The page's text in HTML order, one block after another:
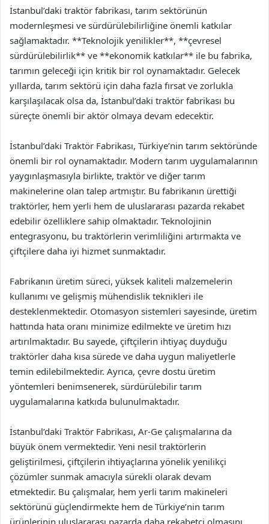
İstanbul’daki traktör fabrikası, tarım sektörünün
modernleşmesi ve sürdürülebilirliğine önemli katkılar
sağlamaktadır. **Teknolojik yenilikler**, **çevresel
sürdürülebilirlik** ve **ekonomik katkılar** ile bu fabrika,
tarımın geleceği için kritik bir rol oynamaktadır. Gelecek
yıllarda, tarım sektörü için daha fazla fırsat ve zorlukla
karşılaşılacak olsa da, İstanbul’daki traktör fabrikası bu
süreçte önemli bir aktör olmaya devam edecektir.
İstanbul’daki Traktör Fabrikası, Türkiye’nin tarım sektöründe
önemli bir rol oynamaktadır. Modern tarım uygulamalarının
yaygınlaşmasıyla birlikte, traktör ve diğer tarım
makinelerine olan talep artmıştır. Bu fabrikanın ürettiği
traktörler, hem yerli hem de uluslararası pazarda rekabet
edebilir özelliklere sahip olmaktadır. Teknolojinin
entegrasyonu, bu traktörlerin verimliliğini artırmakta ve
çiftçilere daha iyi hizmet sunmaktadır.
Fabrikanın üretim süreci, yüksek kaliteli malzemelerin
kullanımı ve gelişmiş mühendislik teknikleri ile
desteklenmektedir. Otomasyon sistemleri sayesinde, üretim
hattında hata oranı minimize edilmekte ve üretim hızı
artırılmaktadır. Bu sayede, çiftçilerin ihtiyaç duyduğu
traktörler daha kısa sürede ve daha uygun maliyetlerle
temin edilebilmektedir. Ayrıca, çevre dostu üretim
yöntemleri benimsenerek, sürdürülebilir tarım
uygulamalarına katkıda bulunulmaktadır.
İstanbul’daki Traktör Fabrikası, Ar-Ge çalışmalarına da
büyük önem vermektedir. Yeni nesil traktörlerin
geliştirilmesi, çiftçilerin ihtiyaçlarına yönelik yenilikçi
çözümler sunmak amacıyla sürekli olarak devam
etmektedir. Bu çalışmalar, hem yerli tarım makineleri
sektörünü güçlendirmekte hem de Türkiye’nin tarım
ürünlerinin uluslararası pazarda daha rekabetçi olmasını